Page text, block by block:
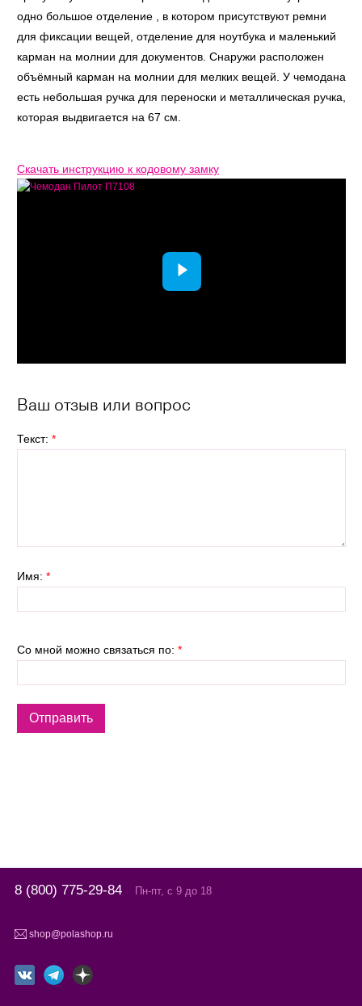
одно большое отделение , в котором присутствуют ремни
для фиксации вещей, отделение для ноутбука и маленький
карман на молнии для документов. Снаружи расположен
объёмный карман на молнии для мелких вещей. У чемодана
есть небольшая ручка для переноски и металлическая ручка,
которая выдвигается на 67 см.
Скачать инструкцию к кодовому замку
Ваш отзыв или вопрос
Текст: *
Имя: *
Со мной можно связаться по: *
8 (800) 775-29-84 Пн-пт, с 9 до 18
shop@polashop.ru